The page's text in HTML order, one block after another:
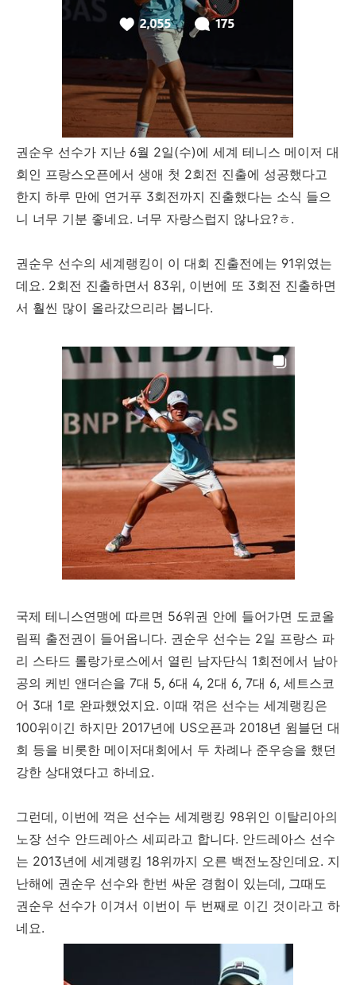
권순우 선수가 지난 6월 2일(수)에 세계 테니스 메이저 대
회인 프랑스오픈에서 생애 첫 2회전 진출에 성공했다고
한지 하루 만에 연거푸 3회전까지 진출했다는 소식 들으
니 너무 기분 좋네요. 너무 자랑스럽지 않나요?ㅎ.
권순우 선수의 세계랭킹이 이 대회 진출전에는 91위였는
데요. 2회전 진출하면서 83위, 이번에 또 3회전 진출하면
서 훨씬 많이 올라갔으리라 봅니다.
국제 테니스연맹에 따르면 56위권 안에 들어가면 도쿄올
림픽 출전권이 들어옵니다. 권순우 선수는 2일 프랑스 파
리 스타드 롤랑가로스에서 열린 남자단식 1회전에서 남아
공의 케빈 앤더슨을 7대 5, 6대 4, 2대 6, 7대 6, 세트스코
어 3대 1로 완파했었지요. 이때 꺾은 선수는 세계랭킹은
100위이긴 하지만 2017년에 US오픈과 2018년 윔블던 대
회 등을 비롯한 메이저대회에서 두 차례나 준우승을 했던
강한 상대였다고 하네요.
그런데, 이번에 꺽은 선수는 세계랭킹 98위인 이탈리아의
노장 선수 안드레아스 세피라고 합니다. 안드레아스 선수
는 2013년에 세계랭킹 18위까지 오른 백전노장인데요. 지
난해에 권순우 선수와 한번 싸운 경험이 있는데, 그때도
권순우 선수가 이겨서 이번이 두 번째로 이긴 것이라고 하
네요.